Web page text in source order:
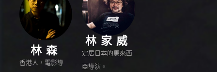
林森
香港人，電影導
林家威
定居日本的馬來西
亞導演。